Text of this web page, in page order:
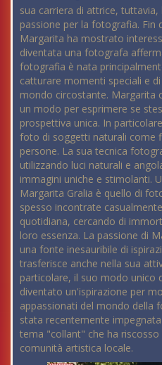
sua carriera di attrice, tuttavia,
passione per la fotografia. Fin
Margarita ha mostrato
diventata una fotografa
fotografia è nata
catturare momenti speciali e
mondo circostante. Margarita
un modo per esprimere se
prospettiva unica. In
foto di soggetti naturali come
persone. La sua tecnica
utilizzando luci naturali e
immagini uniche e stimolanti.
Margarita Gralia è quello di
spesso incontrate
quotidiana, cercando di
loro essenza. La passione di
una fonte inesauribile di
trasferisce anche nella sua
particolare, il suo modo unico
diventato un'ispirazione per
appassionati del mondo della
stata recentemente
tema "collant" che ha
comunità artistica locale.